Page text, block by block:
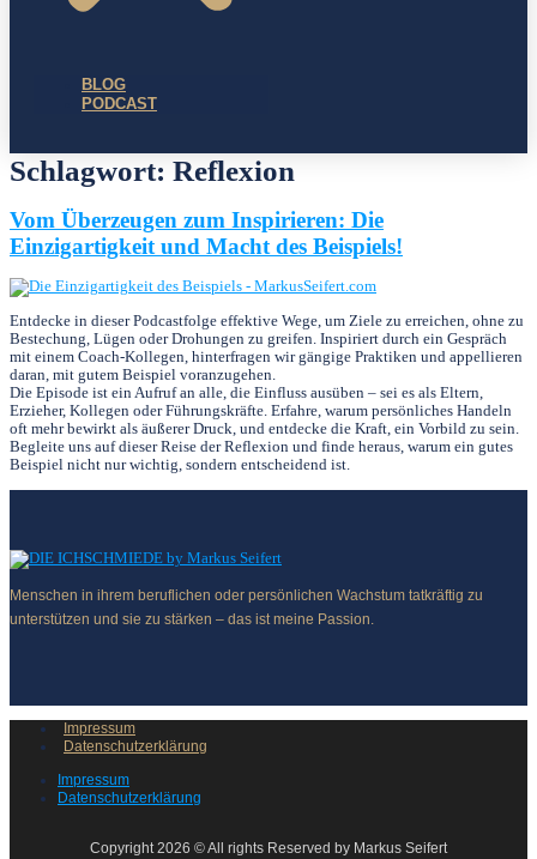
BLOG
PODCAST
Schlagwort: Reflexion
Vom Überzeugen zum Inspirieren: Die
Einzigartigkeit und Macht des Beispiels!
Entdecke in dieser Podcastfolge effektive Wege, um Ziele zu erreichen, ohne zu
Bestechung, Lügen oder Drohungen zu greifen. Inspiriert durch ein Gespräch
mit einem Coach-Kollegen, hinterfragen wir gängige Praktiken und appellieren
daran, mit gutem Beispiel voranzugehen.
Die Episode ist ein Aufruf an alle, die Einfluss ausüben – sei es als Eltern,
Erzieher, Kollegen oder Führungskräfte. Erfahre, warum persönliches Handeln
oft mehr bewirkt als äußerer Druck, und entdecke die Kraft, ein Vorbild zu sein.
Begleite uns auf dieser Reise der Reflexion und finde heraus, warum ein gutes
Beispiel nicht nur wichtig, sondern entscheidend ist.
Menschen in ihrem beruflichen oder persönlichen Wachstum tatkräftig zu
unterstützen und sie zu stärken – das ist meine Passion.
Impressum
Datenschutzerklärung
Impressum
Datenschutzerklärung
Copyright 2026 © All rights Reserved by Markus Seifert